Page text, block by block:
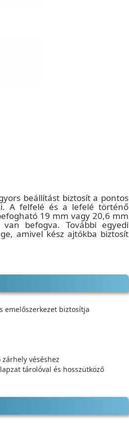
beállítást biztosít a pontos
A felfelé és a lefelé történő
19 mm vagy 20,6 mm
befogva. További egyedi
amivel kész ajtókba biztosít
emelőszerkezet biztosítja
véséshez
tárolóval és hosszütköző